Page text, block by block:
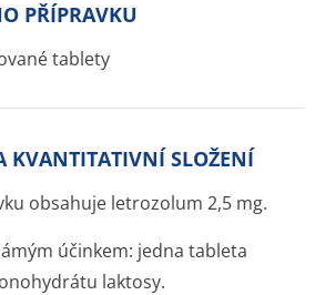
PŘÍPRAVKU
tablety
KVANTITATIVNÍ SLOŽENÍ
obsahuje letrozolum 2,5 mg.
účinkem: jedna tableta
laktosy.